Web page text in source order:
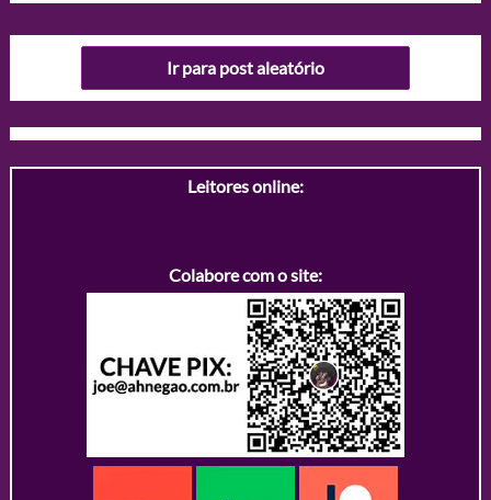
Ir para post aleatório
Leitores online:
Colabore com o site: